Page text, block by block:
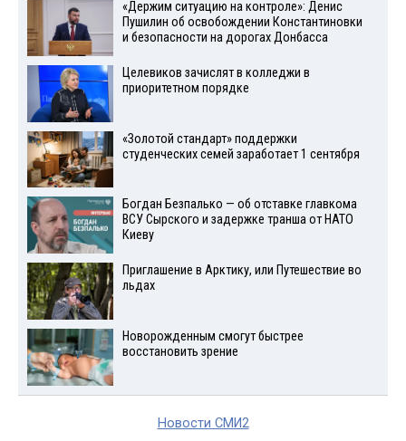
«Держим ситуацию на контроле»: Денис
Пушилин об освобождении Константиновки
и безопасности на дорогах Донбасса
Целевиков зачислят в колледжи в
приоритетном порядке
«Золотой стандарт» поддержки
студенческих семей заработает 1 сентября
Богдан Безпалько — об отставке главкома
ВСУ Сырского и задержке транша от НАТО
Киеву
Приглашение в Арктику, или Путешествие во
льдах
Новорожденным смогут быстрее
восстановить зрение
Новости СМИ2